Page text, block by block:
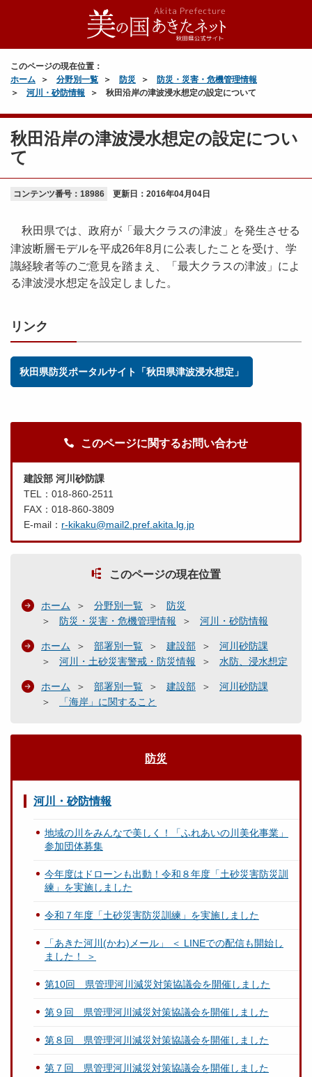
このページの現在位置：
ホーム
分野別一覧 防災
防災・災害・危機管理情報
河川・砂防情報
秋田沿岸の津波浸水想定の設定について
秋田沿岸の津波浸水想定の設定につい
て
コンテンツ番号：18986 更新日： 2016年04月04日
秋田県では、政府が「最大クラスの津波」を発生させる
津波断層モデルを平成26年8月に公表したことを受け、学
識経験者等のご意見を踏まえ、
「最大クラスの津波」によ
る津波浸水想定を設定しました。
リンク
秋田県防災ポータルサイト「秋田県津波浸水想定」
このページに関するお問い合わせ
建設部 河川砂防課
TEL：018-860-2511
FAX：018-860-3809
E-mail： r-kikaku@mail2.pref.akita.lg.jp
このページの現在位置
ホーム 分野別一覧
防災
防災・災害・危機管理情報
河川・砂防情報
ホーム 部署別一覧 建設部
河川砂防課
河川・土砂災害警戒・防災情報
水防、浸水想定
ホーム 部署別一覧 建設部
河川砂防課
「海岸」に関すること
防災
河川・砂防情報
地域の川をみんなで美しく！「ふれあいの川美化事業」
参加団体募集
今年度はドローンも出動！令和８年度「土砂災害防災訓
練」を実施しました
令和７年度「土砂災害防災訓練」を実施しました
「あきた河川(かわ)メール」 ＜ LINEでの配信も開始し
ました！ ＞
第10回 県管理河川減災対策協議会を開催しました
第９回 県管理河川減災対策協議会を開催しました
第８回 県管理河川減災対策協議会を開催しました
第７回 県管理河川減災対策協議会を開催しました